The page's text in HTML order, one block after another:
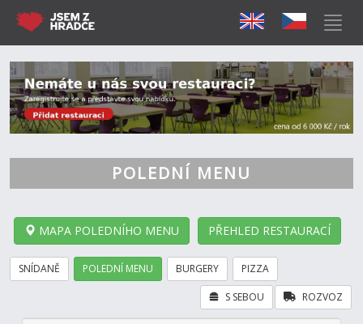
POLEDNÍ MENU
MAPA POLEDNÍHO MENU PŘEHLED RESTAURACÍ
SNÍDANĚ POLEDNÍ MENU BURGERY PIZZA
ROZVOZ
S SEBOU